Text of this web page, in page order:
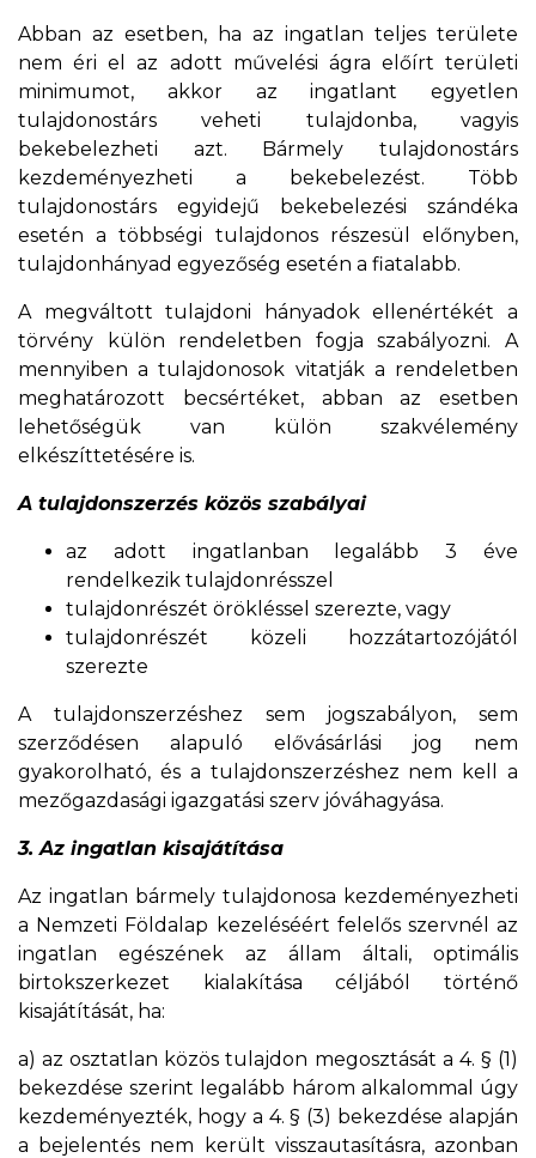
Abban az esetben, ha az ingatlan teljes területe
nem éri el az adott művelési ágra előírt területi
minimumot, akkor az ingatlant egyetlen
tulajdonostárs veheti tulajdonba, vagyis
bekebelezheti azt. Bármely tulajdonostárs
kezdeményezheti a bekebelezést. Több
tulajdonostárs egyidejű bekebelezési szándéka
esetén a többségi tulajdonos részesül előnyben,
tulajdonhányad egyezőség esetén a fiatalabb.
A megváltott tulajdoni hányadok ellenértékét a
törvény külön rendeletben fogja szabályozni. A
mennyiben a tulajdonosok vitatják a rendeletben
meghatározott becsértéket, abban az esetben
lehetőségük van külön szakvélemény
elkészíttetésére is.
A tulajdonszerzés közös szabályai
az adott ingatlanban legalább 3 éve
rendelkezik tulajdonrésszel
tulajdonrészét örökléssel szerezte, vagy
tulajdonrészét közeli hozzátartozójától
szerezte
A tulajdonszerzéshez sem jogszabályon, sem
szerződésen alapuló elővásárlási jog nem
gyakorolható, és a tulajdonszerzéshez nem kell a
mezőgazdasági igazgatási szerv jóváhagyása.
3. Az ingatlan kisajátítása
Az ingatlan bármely tulajdonosa kezdeményezheti
a Nemzeti Földalap kezeléséért felelős szervnél az
ingatlan egészének az állam általi, optimális
birtokszerkezet kialakítása céljából történő
kisajátítását, ha:
a) az osztatlan közös tulajdon megosztását a 4. § (1)
bekezdése szerint legalább három alkalommal úgy
kezdeményezték, hogy a 4. § (3) bekezdése alapján
a bejelentés nem került visszautasításra, azonban